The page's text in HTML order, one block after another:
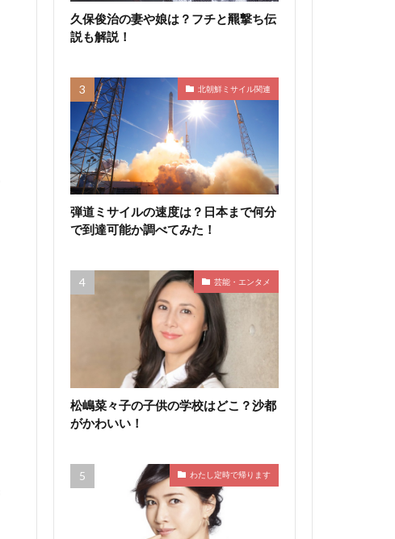
久保俊治の妻や娘は？フチと羆撃ち伝
説も解説！
北朝鮮ミサイル関連
弾道ミサイルの速度は？日本まで何分
で到達可能か調べてみた！
芸能・エンタメ
松嶋菜々子の子供の学校はどこ？沙都
がかわいい！
わたし定時で帰ります